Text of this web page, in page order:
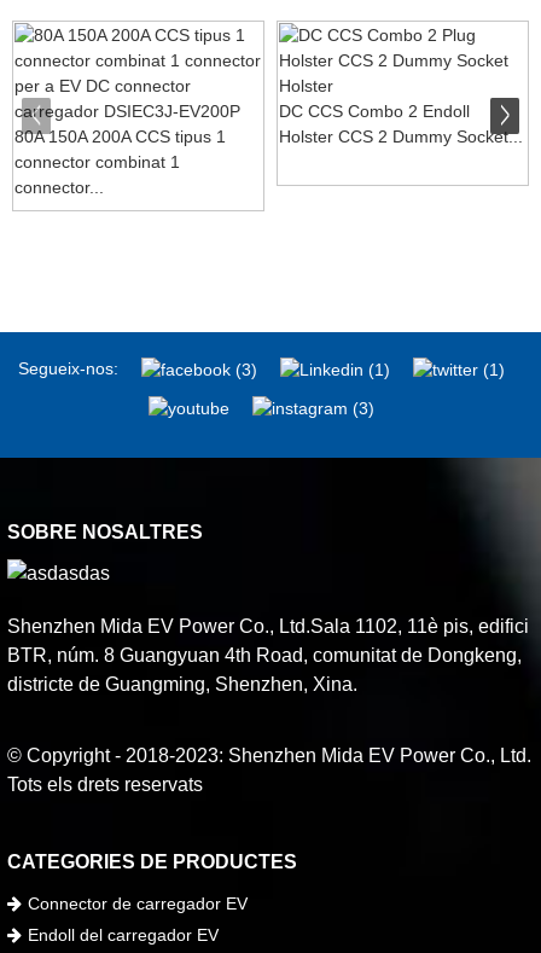
80A 150A 200A CCS tipus 1
connector combinat 1
connector...
DC CCS Combo 2 Endoll
Holster CCS 2 Dummy Socket...
Segueix-nos:
SOBRE NOSALTRES
Shenzhen Mida EV Power Co., Ltd.Sala 1102, 11è pis, edifici
BTR, núm. 8 Guangyuan 4th Road, comunitat de Dongkeng,
districte de Guangming, Shenzhen, Xina.
© Copyright - 2018-2023: Shenzhen Mida EV Power Co., Ltd.
Tots els drets reservats
CATEGORIES DE PRODUCTES
Connector de carregador EV
Endoll del carregador EV